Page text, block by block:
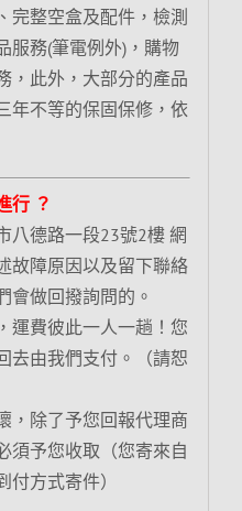
完整空盒及配件，檢測
服務(筆電例外)，購物
，此外，大部分的產品
年不等的保固保修，依
行 ？
八德路一段23號2樓 網
故障原因以及留下聯絡
會做回撥詢問的。
運費彼此一人一趟！您
去由我們支付。（請恕
，除了予您回報代理商
須予您收取（您寄來自
方式寄件）